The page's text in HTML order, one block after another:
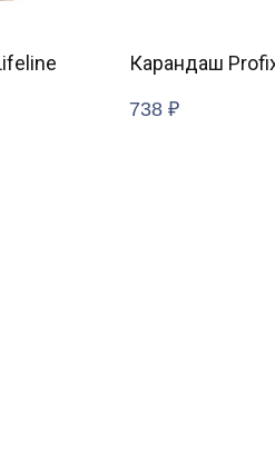
Карандаш
738 ₽